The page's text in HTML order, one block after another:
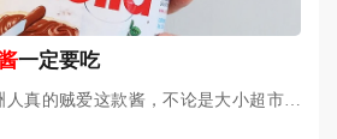
一定要吃
真的贼爱这款酱，不论是大小超市还